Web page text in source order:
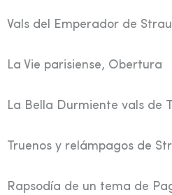
Vals del Emperador de
La Vie parisiense, Obertura
La Bella Durmiente vals de
Truenos y relámpagos de
Rapsodía de un tema de